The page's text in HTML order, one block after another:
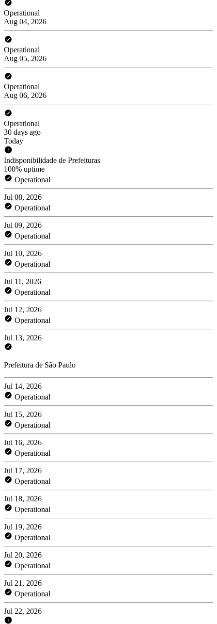
Operational
Aug 04, 2026
Operational
Aug 05, 2026
Operational
Aug 06, 2026
Operational
30 days ago
Today
Indisponibilidade de Prefeituras
100% uptime
Operational
Jul 08, 2026
Operational
Jul 09, 2026
Operational
Jul 10, 2026
Operational
Jul 11, 2026
Operational
Jul 12, 2026
Operational
Jul 13, 2026
Prefeitura de São Paulo
Jul 14, 2026
Operational
Jul 15, 2026
Operational
Jul 16, 2026
Operational
Jul 17, 2026
Operational
Jul 18, 2026
Operational
Jul 19, 2026
Operational
Jul 20, 2026
Operational
Jul 21, 2026
Operational
Jul 22, 2026